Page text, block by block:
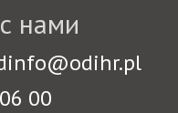
нами
00